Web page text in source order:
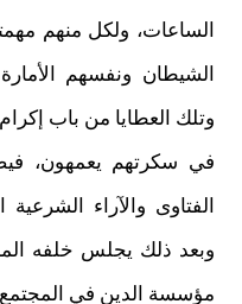
الساعات، ولكل منهم
الشيطان ونفسهم
وتلك العطايا من باب
في سكرتهم يعمهون،
الفتاوى والآراء
وبعد ذلك يجلس خلفه
مؤسسة الدين في